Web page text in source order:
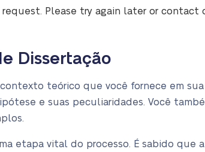
Please try again later or contact
Dissertação
teórico que você fornece em sua
e suas peculiaridades. Você
etapa vital do processo. É sabido que